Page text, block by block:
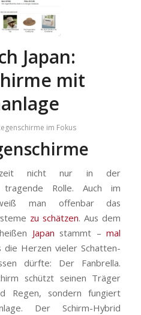
Japan:
mit
im Fokus
nicht nur in der
tragende Rolle. Auch im
weiß man offenbar das
zu schätzen. Aus dem
Japan stammt –mal
Herzen vieler Schatten-
dürfte: Der Fanbrella.
schützt seinen Träger
Regen, sondern fungiert
Der Schirm-Hybrid